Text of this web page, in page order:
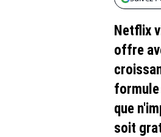
Netflix
offre
formule
que
soit